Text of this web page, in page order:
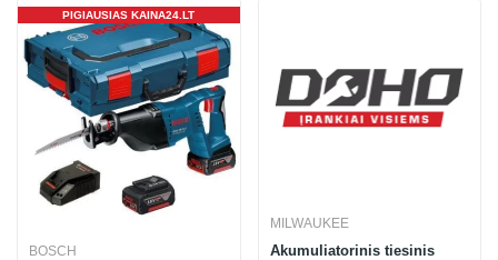
PIGIAUSIAS KAINA24.LT
BOSCH
MILWAUKEE
Akumuliatorinis tiesinis